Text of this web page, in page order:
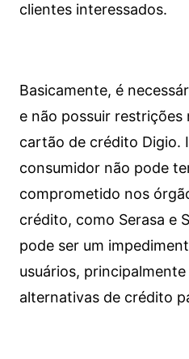
clientes interessados.
Basicamente, é
e não possuir restrições
cartão de crédito Digio.
consumidor não pode
comprometido nos
crédito, como Serasa e
pode ser um
usuários,
alternativas de crédito